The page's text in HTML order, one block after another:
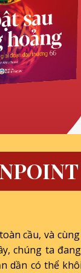
cầu, và
chúng ta
dần có thể